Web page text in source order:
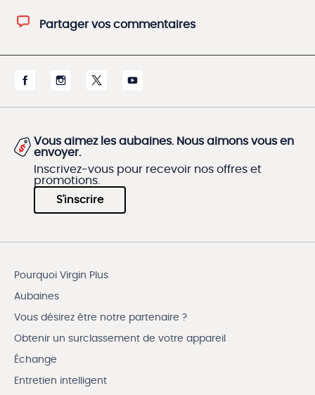
Partager vos commentaires
Vous aimez les aubaines. Nous aimons vous en
envoyer.
Inscrivez-vous pour recevoir nos offres et
promotions.
S'inscrire
Pourquoi Virgin Plus
Aubaines
Vous désirez être notre partenaire ?
Obtenir un surclassement de votre appareil
Échange
Entretien intelligent